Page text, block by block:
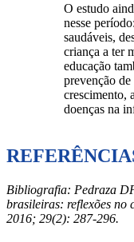
O estudo
nesse
saudáveis,
criança a ter
educação
prevenção de
crescimento,
doenças na
Bibliografia: Pedraza
brasileiras: reflexões no
2016; 29(2): 287-296.